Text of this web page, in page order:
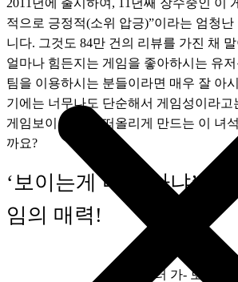
적으로 긍정적(소위 압긍)”이라는 엄청
니다. 그것도 84만 건의 리뷰를 가진 채
얼마나 힘든지는 게임을 좋아하시는 유
팀을 이용하시는 분들이라면 매우 잘 아
기에는 너무나도 단순해서 게임성이라고
게임보이 세대를 떠올리게 만드는 이 녀
까요?
‘보이는게 다가 아냐’ 테
임의 매력!
땅 파러 가- 보자고!